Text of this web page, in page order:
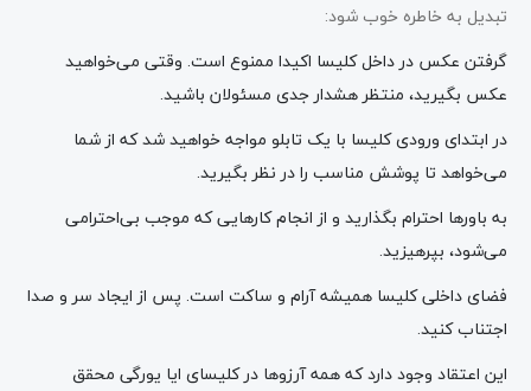
تبدیل به خاطره خوب شود:
گرفتن عکس در داخل کلیسا اکیدا ممنوع است. وقتی می‌خواهید
عکس بگیرید، منتظر هشدار جدی مسئولان باشید.
در ابتدای ورودی کلیسا با یک تابلو مواجه خواهید شد که از شما
می‌خواهد تا پوشش مناسب را در نظر بگیرید.
به باورها احترام بگذارید و از انجام کارهایی که موجب بی‌احترامی
می‌شود، بپرهیزید.
فضای داخلی کلیسا همیشه آرام و ساکت است. پس از ایجاد سر و صدا
اجتناب کنید.
این اعتقاد وجود دارد که همه آرزوها در کلیسای ایا یورگی محقق